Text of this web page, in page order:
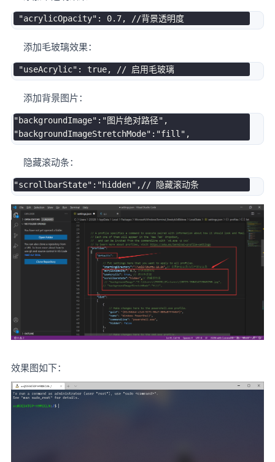
添加毛玻璃效果：
添加背景图片：
"backgroundImage":"图片绝对路径",
隐藏滚动条：
效果图如下：